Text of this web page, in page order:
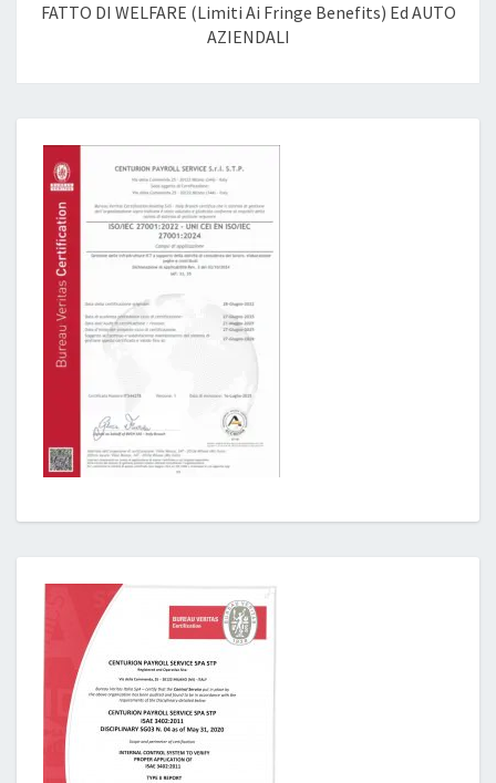
FATTO DI WELFARE (limiti Ai Fringe Benefits) Ed AUTO
AZIENDALI